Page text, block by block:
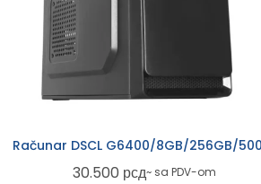
Računar DSCL G6400/8GB/256GB/
30.500 рсд~ sa PDV-om